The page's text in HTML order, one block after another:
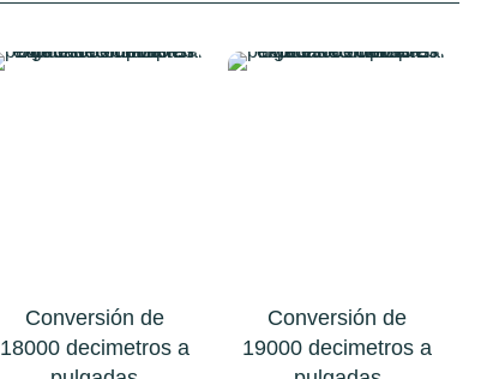
Conversión de
18000 decimetros a
Conversión de
19000 decimetros a